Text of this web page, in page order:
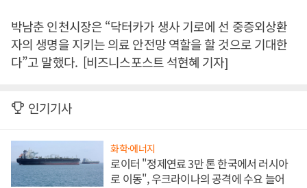
박남춘 인천시장은 “닥터카가 생사 기로에 선 중증외상환
자의 생명을 지키는 의료 안전망 역할을 할 것으로 기대한
다”고 말했다. [비즈니스포스트 석현혜 기자]
인기기사
화학·에너지
로이터 "정제연료 3만 톤 한국에서 러시아
로 이동", 우크라이나의 공격에 수요 늘어